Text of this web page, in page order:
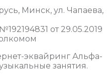
Минск, ул. Чапаева,
от 29.05.2019
эквайринг Альфа-
занятия.